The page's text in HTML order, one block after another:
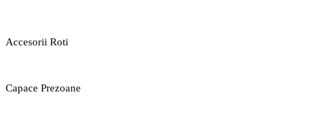
Accesorii Roti
Capace Prezoane